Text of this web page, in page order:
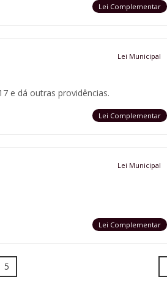
Lei Complementar
Lei Municipal
e dá outras providências.
Lei Complementar
Lei Municipal
Lei Complementar
5